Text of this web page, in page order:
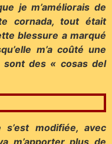
je m’améliorais de
cornada, tout était
blessure a marqué
m’a coûté une
sont des « cosas del
s’est modifiée, avec
m’apporter plus de